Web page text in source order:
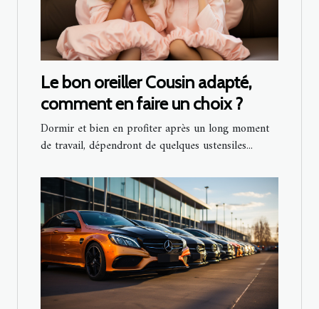
Le bon oreiller Cousin adapté,
comment en faire un choix ?
Dormir et bien en profiter après un long moment
de travail, dépendront de quelques ustensiles...